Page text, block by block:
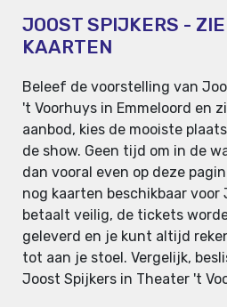
JOOST SPIJKERS -
KAARTEN
Beleef de voorstelling van
't Voorhuys in Emmeloord en
aanbod, kies de mooiste
de show. Geen tijd om in de
dan vooral even op deze
nog kaarten beschikbaar voor
betaalt veilig, de tickets
geleverd en je kunt altijd
tot aan je stoel. Vergelijk,
Joost Spijkers in Theater 't